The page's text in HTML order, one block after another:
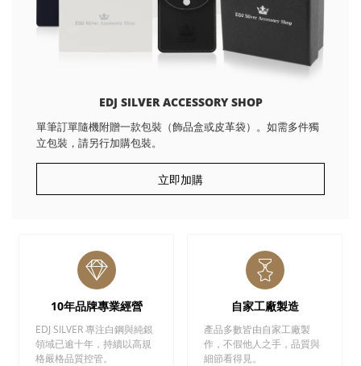
EDJ SILVER ACCESSORY SHOP
單筆訂單隨機附贈一款包裝（飾品盒或皮革袋）。如需多件獨
立包裝，請另行加購包裝。
立即加購
10年品牌專業經營
EDJ SILVER 專注白鋼與純銀
領域已逾十年，持續以高規
格嚴格品質控管。
自家工廠製造
產品多數皆由自家工廠製
作，不假他人之手，品質與
細節看得見。